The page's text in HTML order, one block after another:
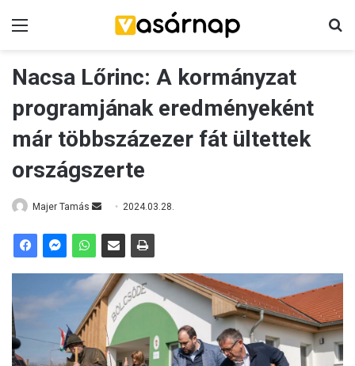
Nacsa Lőrinc: A kormányzat
programjának eredményeként
már többszázezer fát ültettek
országszerte
Majer Tamás
a
n
m
a
2024.03.28.